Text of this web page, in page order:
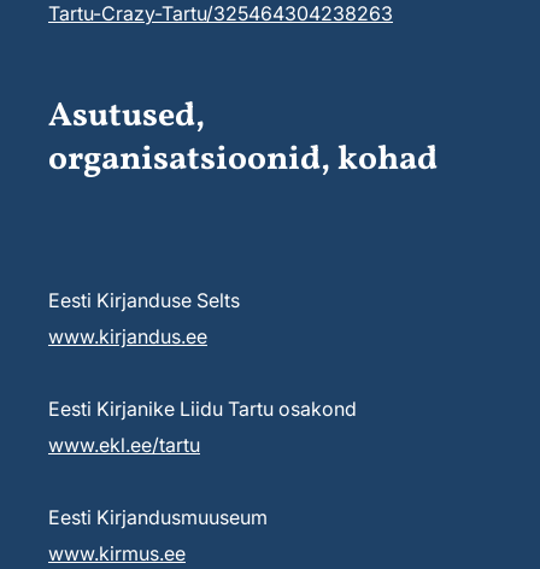
Tartu-Crazy-Tartu/325464304238263
Asutused,
organisatsioonid, kohad
Eesti Kirjanduse Selts
www.kirjandus.ee
Eesti Kirjanike Liidu Tartu osakond
www.ekl.ee/tartu
Eesti Kirjandusmuuseum
www.kirmus.ee